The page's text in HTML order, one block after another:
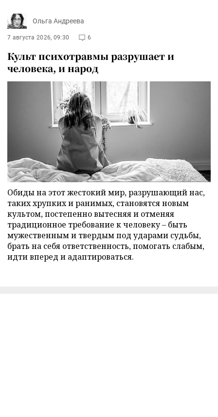
Ольга Андреева
7 августа 2026, 09:30 6
Культ психотравмы разрушает и
человека, и народ
Обиды на этот жестокий мир, разрушающий нас,
таких хрупких и ранимых, становятся новым
культом, постепенно вытесняя и отменяя
традиционное требование к человеку – быть
мужественным и твердым под ударами судьбы,
брать на себя ответственность, помогать слабым,
идти вперед и адаптироваться.